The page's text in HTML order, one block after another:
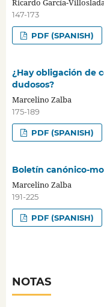
Ricardo García-
147-173
PDF (SPANISH)
¿Hay obligación de
dudosos?
Marcelino Zalba
175-189
PDF (SPANISH)
Boletín canónico-
Marcelino Zalba
191-225
PDF (SPANISH)
NOTAS